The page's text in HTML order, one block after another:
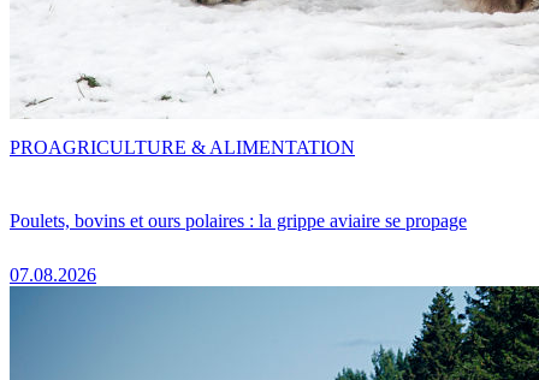
Poulets, bovins et ours polaires : la grippe aviaire se propage
07.08.2026
PROAGRICULTURE & ALIMENTATION